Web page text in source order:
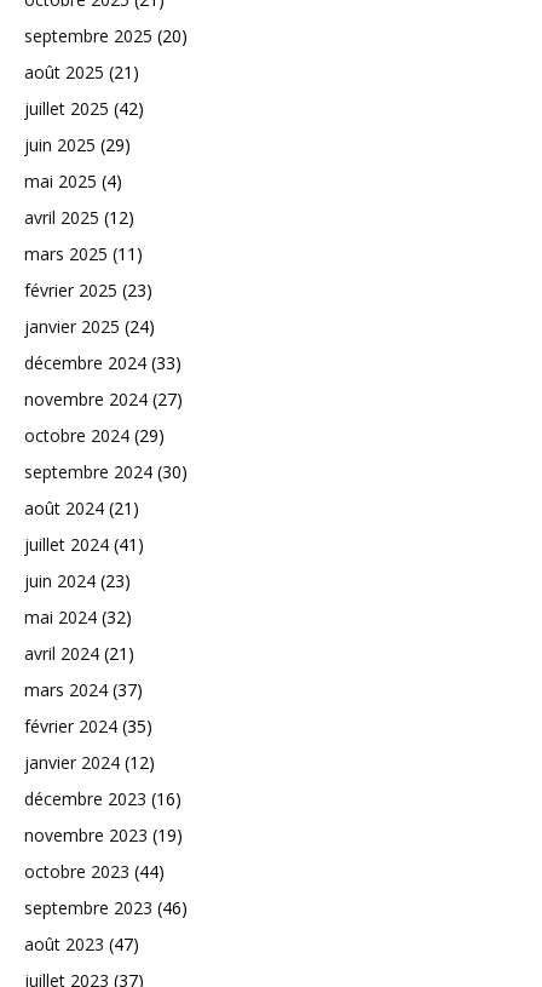
septembre 2025 (20)
août 2025 (21)
juillet 2025 (42)
juin 2025 (29)
mai 2025 (4)
avril 2025 (12)
mars 2025 (11)
février 2025 (23)
janvier 2025 (24)
décembre 2024 (33)
novembre 2024 (27)
octobre 2024 (29)
septembre 2024 (30)
août 2024 (21)
juillet 2024 (41)
juin 2024 (23)
mai 2024 (32)
avril 2024 (21)
mars 2024 (37)
février 2024 (35)
janvier 2024 (12)
décembre 2023 (16)
novembre 2023 (19)
octobre 2023 (44)
septembre 2023 (46)
août 2023 (47)
juillet 2023 (37)